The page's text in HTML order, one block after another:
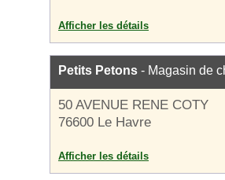
Afficher les détails
Petits Petons - Magasin de
50 AVENUE RENE COTY
76600 Le Havre
Afficher les détails